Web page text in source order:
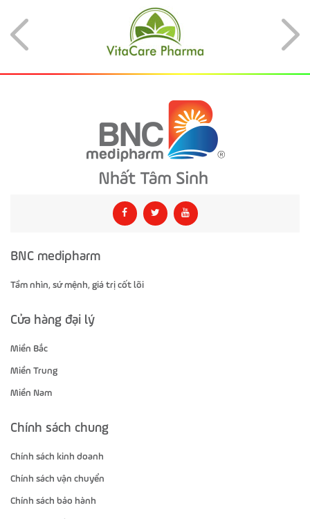
BNC medipharm
Tầm nhìn, sứ mệnh, giá trị cốt lõi
Cửa hàng đại lý
Miền Bắc
Miền Trung
Miền Nam
Chính sách chung
Chính sách kinh doanh
Chính sách vận chuyển
Chính sách bảo hành